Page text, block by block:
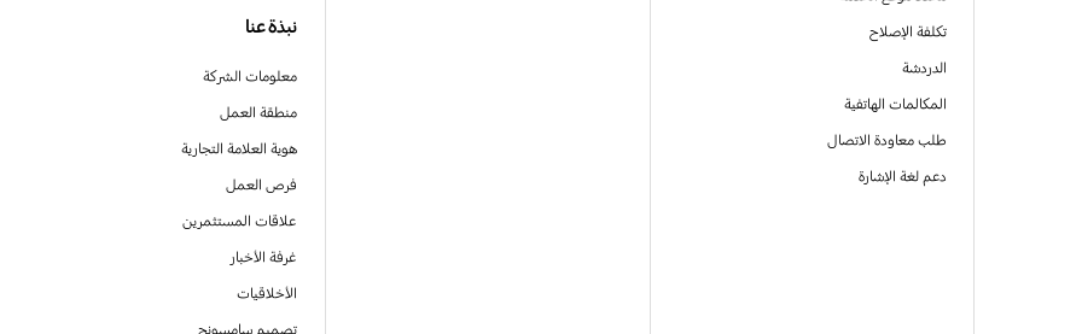
تكلفة الإصلاح
الدردشة
المكالمات الهاتفية
طلب معاودة الاتصال
دعم لغة الإشارة
نبذة عنا
معلومات الشركة
منطقة العمل
هوية العلامة التجارية
فرص العمل
علاقات المستثمرين
غرفة الأخبار
الأخلاقيات